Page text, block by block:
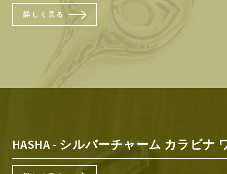
詳しく見る
HASHA - シルバーチャーム カラビ